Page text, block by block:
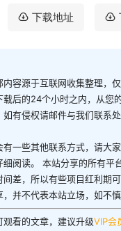
下载地址
内容源于互联网收集整理，
载后的24个小时之内，从您
有侵权请邮件与我们联系处
有一些其他联系方式，请大
细阅读。 本站分享的所有
间差，所以有些项目红利期
，并不代表本站立场，如不
看的文章，建议升级VIP会